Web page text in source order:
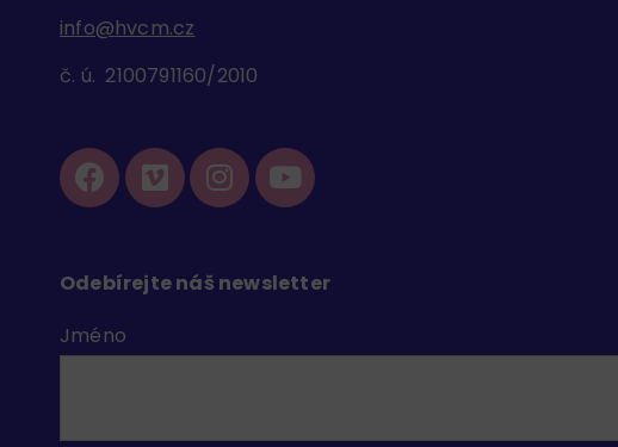
info@hvcm.cz
č. ú. 2100791160/2010
Odebírejte náš newsletter
Jméno